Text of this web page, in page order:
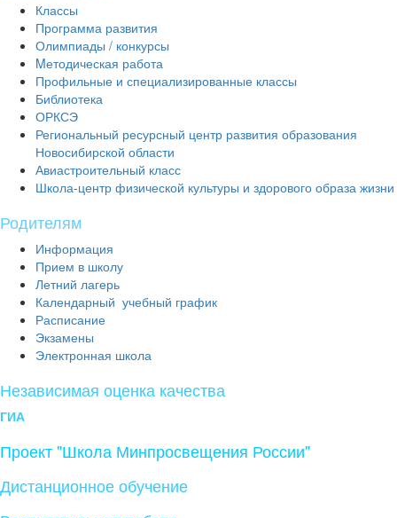
Классы
Программа развития
Олимпиады / конкурсы
Mетодическая работа
Профильные и специализированные классы
Библиотека
ОРКСЭ
Региональный ресурсный центр развития образования
Новосибирской области
Авиастроительный класс
Школа-центр физической культуры и здорового образа жизни
Родителям
Информация
Прием в школу
Летний лагерь
Календарный учебный график
Расписание
Экзамены
Электронная школа
Независимая оценка качества
ГИА
Проект "Школа Минпросвещения России"
Дистанционное обучение